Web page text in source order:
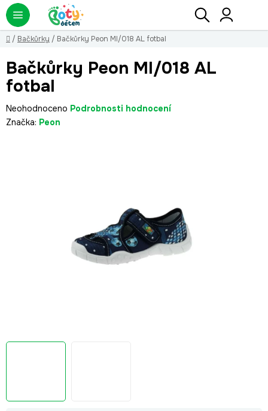
Přejít
na
obsah
Hledat
Domů
/ Bačkůrky / Bačkůrky Peon MI/018 AL fotbal
Bačkůrky Peon MI/018 AL
fotbal
Průměrné
hodnocení
Neohodnoceno Podrobnosti hodnocení
Značka: Peon